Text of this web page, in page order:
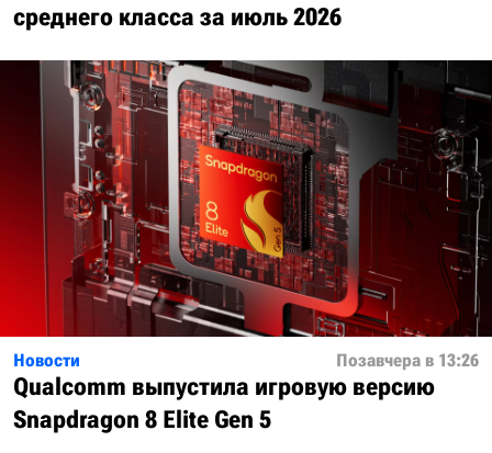
среднего класса за июль 2026
Новости Позавчера в 13:26
Qualcomm выпустила игровую версию
Snapdragon 8 Elite Gen 5